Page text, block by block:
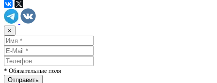
×
* Обязательные поля